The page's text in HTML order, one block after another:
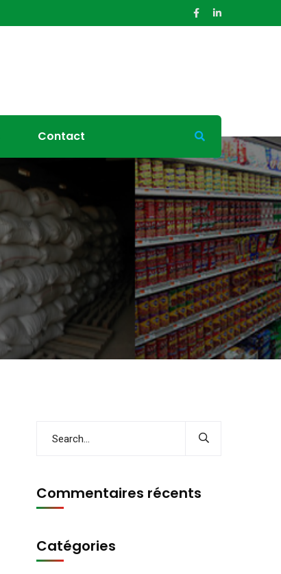
Contact
Commentaires récents
Catégories